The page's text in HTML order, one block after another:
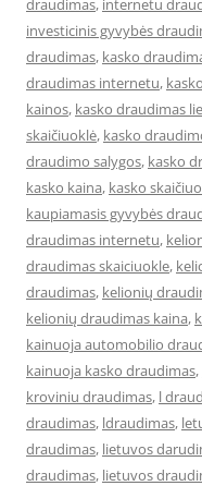
draudimas, internetu
investicinis gyvybės
draudimas, kasko
draudimas internetu,
kainos, kasko draudimas
skaičiuoklė, kasko
draudimo salygos, kasko
kasko kaina, kasko
kaupiamasis gyvybės
draudimas internetu,
draudimas skaiciuokle,
draudimas, kelionių
kelionių draudimas kaina,
kainuoja automobilio
kainuoja kasko draudimas,
kroviniu draudimas, l
draudimas, ldraudimas,
draudimas, lietuvos
draudimas, lietuvos